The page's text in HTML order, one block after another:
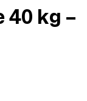
40 kg –